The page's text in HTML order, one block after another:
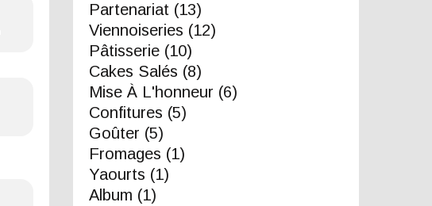
Partenariat (13)
Viennoiseries (12)
Pâtisserie (10)
Cakes Salés (8)
Mise À L'honneur (6)
Confitures (5)
Goûter (5)
Fromages (1)
Yaourts (1)
Album (1)